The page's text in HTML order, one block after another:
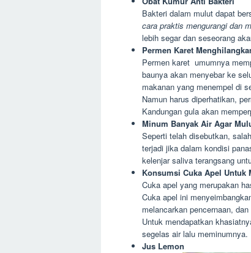
Bakteri dalam mulut dapat
cara praktis mengurangi dan
lebih segar dan seseorang
Permen Karet
Permen karet umumnya
baunya akan menyebar ke
makanan yang menempel di
Namun harus diperhatikan,
Kandungan gula akan
Minum Banyak Air Agar
Seperti telah disebutkan,
terjadi jika dalam kondisi
kelenjar saliva terangsang
Konsumsi Cuka Apel Untuk
Cuka apel yang merupakan
Cuka apel ini
melancarkan pencernaan,
Untuk mendapatkan
segelas air lalu
Jus Lemon